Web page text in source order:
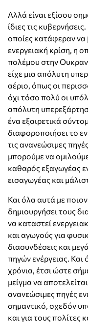
Αλλά είναι εξίσου
ίδιες τις
οποίες κατάφεραν
ενεργειακή κρίση, η
πολέμου στην
είχε μια απόλυτη
αέριο, όπως οι
όχι τόσο πολύ οι
απόλυτη
ένα εξαιρετικά
διαφοροποιήσει το
τις ανανεώσιμες
μπορούμε να
καθαρός εξαγωγέας
εισαγωγέας και
Και όλα αυτά με
δημιουργήσει τους
να καταστεί
και αγωγούς για
διασυνδέσεις και
πηγών ενέργειας. Και
χρόνια, έτσι ώστε
μείγμα να
ανανεώσιμες πηγές
σημαντικό, σχεδόν
και για τους πολίτες